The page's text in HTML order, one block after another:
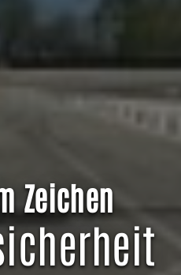
Zeichen